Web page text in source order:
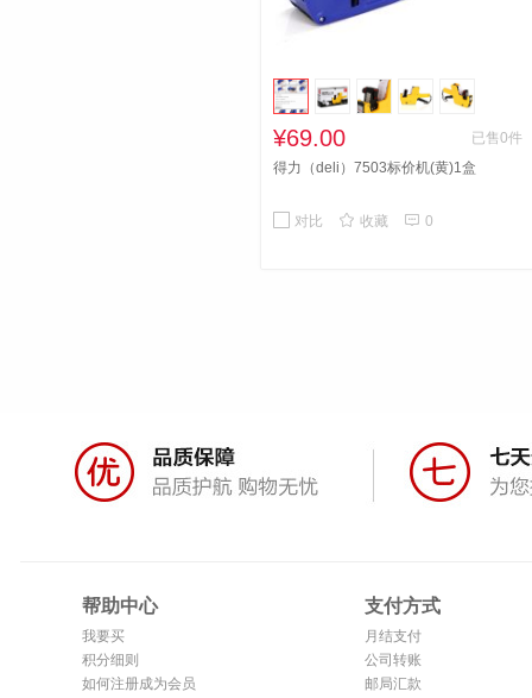
¥69.00
已售0件
得力（deli）7503标价机(黄)1盒
对比  收藏  0
帮助中心
我要买
积分细则
如何注册成为会员
支付方式
月结支付
公司转账
邮局汇款